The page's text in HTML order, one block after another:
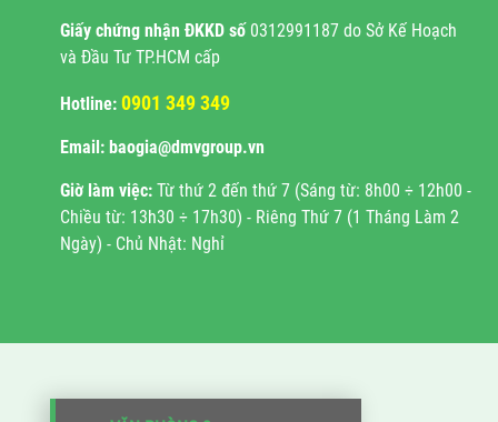
Giấy chứng nhận ĐKKD số 0312991187 do Sở Kế Hoạch
và Đầu Tư TP.HCM cấp
Hotline: 0901 349 349
Email: baogia@dmvgroup.vn
Giờ làm việc: Từ thứ 2 đến thứ 7 (Sáng từ: 8h00 ÷ 12h00 -
Chiều từ: 13h30 ÷ 17h30) - Riêng Thứ 7 (1 Tháng Làm 2
Ngày) - Chủ Nhật: Nghỉ